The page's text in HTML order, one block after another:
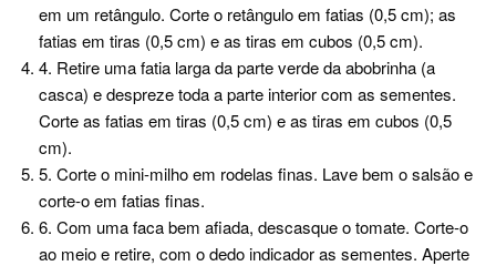
em um retângulo. Corte o retângulo em fatias (0,5 cm); as
fatias em tiras (0,5 cm) e as tiras em cubos (0,5 cm).
4. Retire uma fatia larga da parte verde da abobrinha (a
casca) e despreze toda a parte interior com as sementes.
Corte as fatias em tiras (0,5 cm) e as tiras em cubos (0,5
cm).
5. Corte o mini-milho em rodelas finas. Lave bem o salsão e
corte-o em fatias finas.
6. Com uma faca bem afiada, descasque o tomate. Corte-o
ao meio e retire, com o dedo indicador as sementes. Aperte